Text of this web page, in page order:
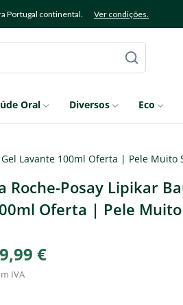
Portugal continental. Ver condições.
Oral Diversos Eco
Lavante 100ml Oferta | Pele Muito
Roche-Posay Lipikar
Oferta | Pele Muito
€
IVA